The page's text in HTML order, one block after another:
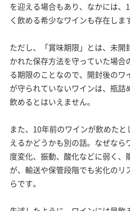
を迎える場合もあり、なかには、
く飲める希少なワインも存在しま
ただし、「賞味期限」とは、未開
かれた保存方法を守っていた場合
る期限のことなので、開封後のワ
が守られていないワインは、瓶詰
飲めるとはいえません。
また、10年前のワインが飲めたと
えるかどうかも別の話。なぜなら
度変化、振動、酸化などに弱く、
が、輸送や保管段階でも劣化のリ
らです。